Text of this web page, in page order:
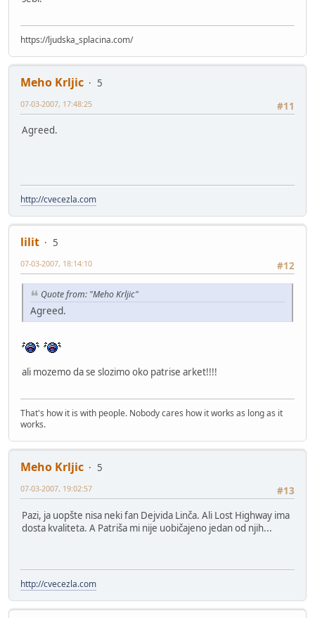
https://ljudska_splacina.com/
Meho Krljic
5
#11
07-03-2007, 17:48:25
Agreed.
http://cvecezla.com
lilit
5
#12
07-03-2007, 18:14:10
Quote from: "Meho Krljic"
Agreed.
ali mozemo da se slozimo oko patrise arket!!!!
That's how it is with people. Nobody cares how it works as long as it
works.
Meho Krljic
5
#13
07-03-2007, 19:02:57
Pazi, ja uopšte nisa neki fan Dejvida Linča. Ali Lost Highway ima
dosta kvaliteta. A Patriša mi nije uobičajeno jedan od njih...
http://cvecezla.com